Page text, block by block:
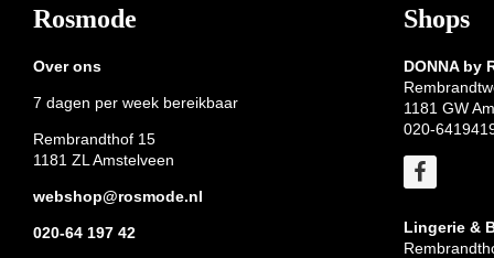
Footer
Rosmode
Over ons
7 dagen per week bereikbaar
Rembrandthof 15
1181 ZL Amstelveen
webshop@rosmode.nl
020-64 197 42
Shops
DONNA by
1181 GW
020-
Lingerie &